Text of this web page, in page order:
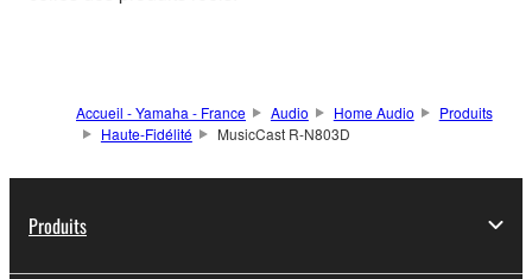
Accueil - Yamaha - France Audio Home Audio
Produits
Haute-Fidélité
MusicCast R-N803D
Produits